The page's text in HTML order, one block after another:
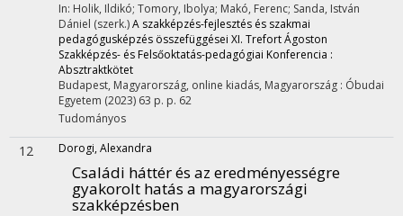
In: Holik, Ildikó; Tomory, Ibolya; Makó, Ferenc; Sanda, István
Dániel (szerk.)A szakképzés-fejlesztés és szakmai
pedagógusképzés összefüggései XI. Trefort Ágoston
Szakképzés- és Felsőoktatás-pedagógiai Konferencia :
Absztraktkötet
Budapest, Magyarország, online kiadás, Magyarország : Óbudai
Egyetem (2023) 63 p. p. 62
Tudományos
12 Dorogi, Alexandra
Családi háttér és az eredményességre
gyakorolt hatás a magyarországi
szakképzésben